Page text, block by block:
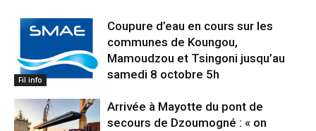
Fil info
Coupure d’eau en cours sur les
communes de Koungou,
Mamoudzou et Tsingoni jusqu’au
samedi 8 octobre 5h
Arrivée à Mayotte du pont de
secours de Dzoumogné : « on